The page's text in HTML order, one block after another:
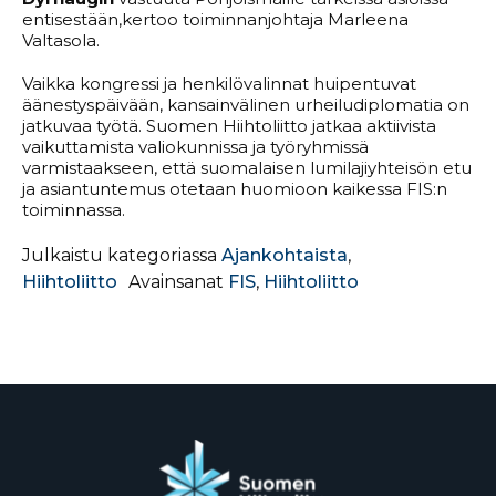
entisestään,kertoo toiminnanjohtaja Marleena
Valtasola.
Vaikka kongressi ja henkilövalinnat huipentuvat
äänestyspäivään, kansainvälinen urheiludiplomatia on
jatkuvaa työtä. Suomen Hiihtoliitto jatkaa aktiivista
vaikuttamista valiokunnissa ja työryhmissä
varmistaakseen, että suomalaisen lumilajiyhteisön etu
ja asiantuntemus otetaan huomioon kaikessa FIS:n
toiminnassa.
Julkaistu kategoriassa Ajankohtaista,
Hiihtoliitto Avainsanat FIS, Hiihtoliitto